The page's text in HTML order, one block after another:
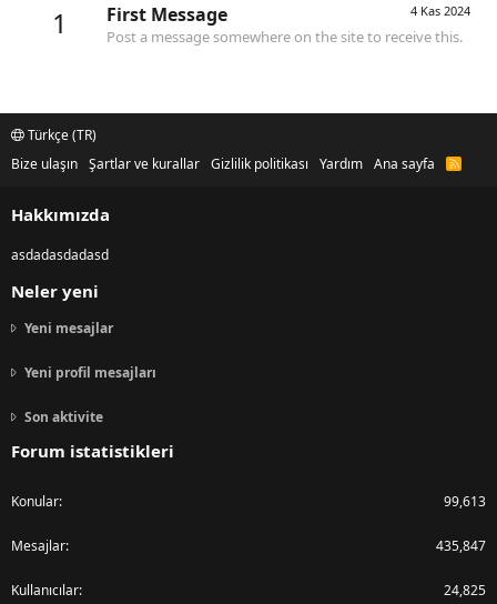
1 4 Kas 2024
First Message
Post a message somewhere on the site to receive this.
Türkçe (TR)
Bize ulaşın Şartlar ve kurallar Gizlilik politikası Yardım Ana sayfa
R
Hakkımızda
asdadasdadasd
Neler yeni
Yeni mesajlar
Yeni profil mesajları
Son aktivite
Forum istatistikleri
Konular 99,613
Mesajlar 435,847
Kullanıcılar 24,825